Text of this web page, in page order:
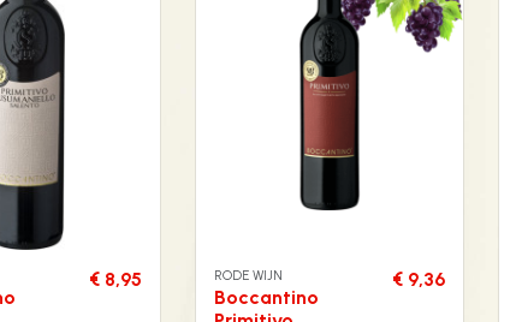
€ 8,95 RODE WIJN
Boccantino
€ 9,36